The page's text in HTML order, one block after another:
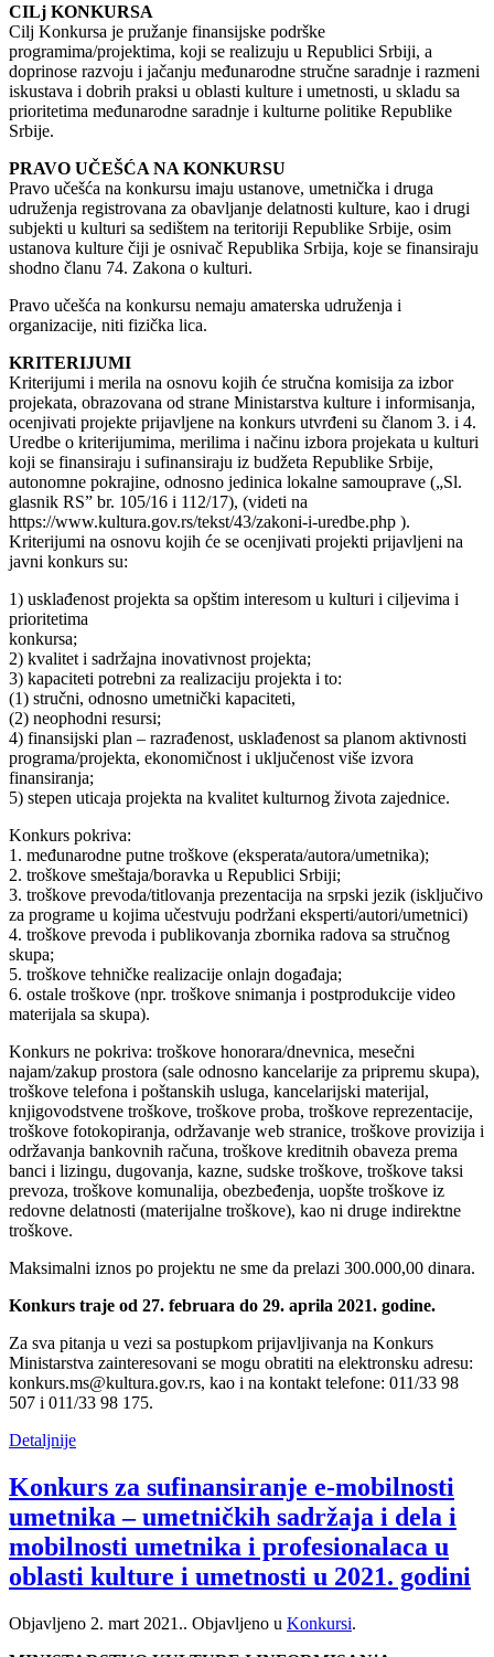
CILj KONKURSA
Cilj Konkursa je pružanje finansijske podrške
programima/projektima, koji se realizuju u Republici Srbiji, a
doprinose razvoju i jačanju međunarodne stručne saradnje i razmeni
iskustava i dobrih praksi u oblasti kulture i umetnosti, u skladu sa
prioritetima međunarodne saradnje i kulturne politike Republike
Srbije.
PRAVO UČEŠĆA NA KONKURSU
Pravo učešća na konkursu imaju ustanove, umetnička i druga
udruženja registrovana za obavljanje delatnosti kulture, kao i drugi
subjekti u kulturi sa sedištem na teritoriji Republike Srbije, osim
ustanova kulture čiji je osnivač Republika Srbija, koje se finansiraju
shodno članu 74. Zakona o kulturi.
Pravo učešća na konkursu nemaju amaterska udruženja i
organizacije, niti fizička lica.
KRITERIJUMI
Kriterijumi i merila na osnovu kojih će stručna komisija za izbor
projekata, obrazovana od strane Ministarstva kulture i informisanja,
ocenjivati projekte prijavljene na konkurs utvrđeni su članom 3. i 4.
Uredbe o kriterijumima, merilima i načinu izbora projekata u kulturi
koji se finansiraju i sufinansiraju iz budžeta Republike Srbije,
autonomne pokrajine, odnosno jedinica lokalne samouprave („Sl.
glasnik RSˮ br. 105/16 i 112/17), (videti na
https://www.kultura.gov.rs/tekst/43/zakoni-i-uredbe.php ).
Kriterijumi na osnovu kojih će se ocenjivati projekti prijavljeni na
javni konkurs su:
1) usklađenost projekta sa opštim interesom u kulturi i ciljevima i
prioritetima
konkursa;
2) kvalitet i sadržajna inovativnost projekta;
3) kapaciteti potrebni za realizaciju projekta i to:
(1) stručni, odnosno umetnički kapaciteti,
(2) neophodni resursi;
4) finansijski plan – razrađenost, usklađenost sa planom aktivnosti
programa/projekta, ekonomičnost i uključenost više izvora
finansiranja;
5) stepen uticaja projekta na kvalitet kulturnog života zajednice.
Konkurs pokriva:
1. međunarodne putne troškove (eksperata/autora/umetnika);
2. troškove smeštaja/boravka u Republici Srbiji;
3. troškove prevoda/titlovanja prezentacija na srpski jezik (isključivo
za programe u kojima učestvuju podržani eksperti/autori/umetnici)
4. troškove prevoda i publikovanja zbornika radova sa stručnog
skupa;
5. troškove tehničke realizacije onlajn događaja;
6. ostale troškove (npr. troškove snimanja i postprodukcije video
materijala sa skupa).
Konkurs ne pokriva: troškove honorara/dnevnica, mesečni
najam/zakup prostora (sale odnosno kancelarije za pripremu skupa),
troškove telefona i poštanskih usluga, kancelarijski materijal,
knjigovodstvene troškove, troškove proba, troškove reprezentacije,
troškove fotokopiranja, održavanje web stranice, troškove provizija i
održavanja bankovnih računa, troškove kreditnih obaveza prema
banci i lizingu, dugovanja, kazne, sudske troškove, troškove taksi
prevoza, troškove komunalija, obezbeđenja, uopšte troškove iz
redovne delatnosti (materijalne troškove), kao ni druge indirektne
troškove.
Maksimalni iznos po projektu ne sme da prelazi 300.000,00 dinara.
Konkurs traje od 27. februara do 29. aprila 2021. godine.
Za sva pitanja u vezi sa postupkom prijavljivanja na Konkurs
Ministarstva zainteresovani se mogu obratiti na elektronsku adresu:
konkurs.ms@kultura.gov.rs, kao i na kontakt telefone: 011/33 98
507 i 011/33 98 175.
Detaljnije
Konkurs za sufinansiranje e-mobilnosti
umetnika – umetničkih sadržaja i dela i
mobilnosti umetnika i profesionalaca u
oblasti kulture i umetnosti u 2021. godini
Objavljeno 2. mart 2021.. Objavljeno u Konkursi.